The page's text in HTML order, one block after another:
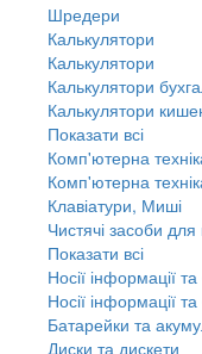
Шредери
Калькулятори
Калькулятори
Калькулятори
Калькулятори
Показати всі
Комп'ютерна
Комп'ютерна
Клавіатури, Миші
Чистячі засоби
Показати всі
Носії інформації
Носії інформації
Батарейки та
Диски та дискети